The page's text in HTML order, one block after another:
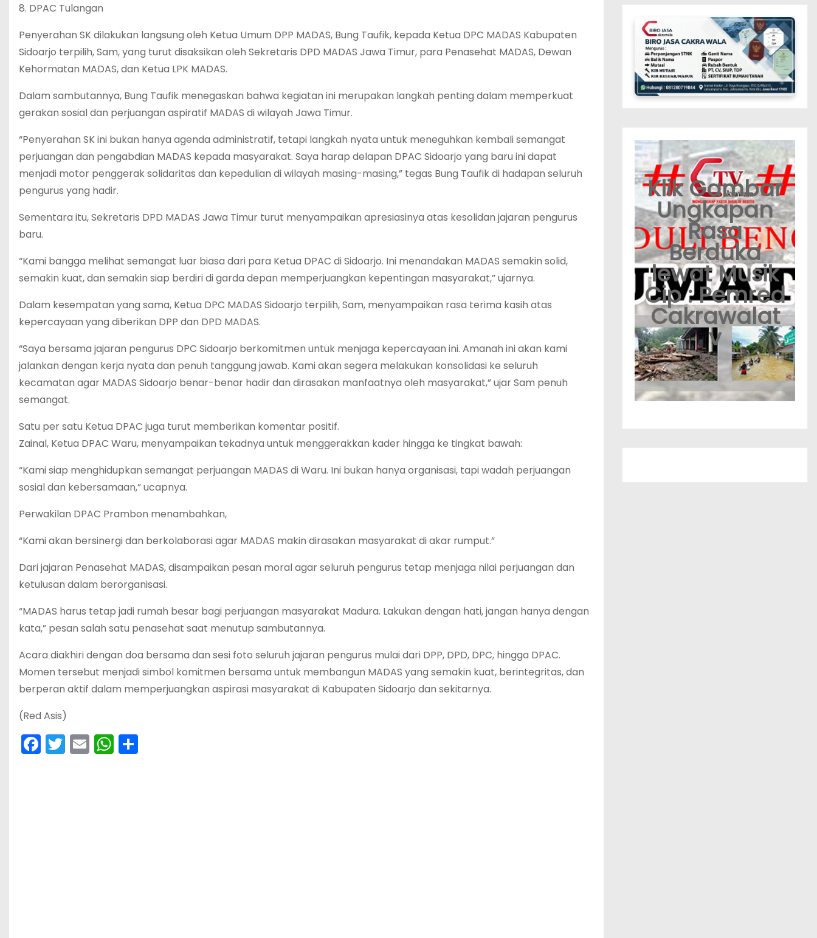
8. DPAC Tulangan
Penyerahan SK dilakukan langsung oleh Ketua Umum DPP MADAS, Bung Taufik, kepada Ketua DPC MADAS Kabupaten
Sidoarjo terpilih, Sam, yang turut disaksikan oleh Sekretaris DPD MADAS Jawa Timur, para Penasehat MADAS, Dewan
Kehormatan MADAS, dan Ketua LPK MADAS.
Dalam sambutannya, Bung Taufik menegaskan bahwa kegiatan ini merupakan langkah penting dalam memperkuat
gerakan sosial dan perjuangan aspiratif MADAS di wilayah Jawa Timur.
“Penyerahan SK ini bukan hanya agenda administratif, tetapi langkah nyata untuk meneguhkan kembali semangat
perjuangan dan pengabdian MADAS kepada masyarakat. Saya harap delapan DPAC Sidoarjo yang baru ini dapat
menjadi motor penggerak solidaritas dan kepedulian di wilayah masing-masing,” tegas Bung Taufik di hadapan seluruh
pengurus yang hadir.
Sementara itu, Sekretaris DPD MADAS Jawa Timur turut menyampaikan apresiasinya atas kesolidan jajaran pengurus
baru.
“Kami bangga melihat semangat luar biasa dari para Ketua DPAC di Sidoarjo. Ini menandakan MADAS semakin solid,
semakin kuat, dan semakin siap berdiri di garda depan memperjuangkan kepentingan masyarakat,” ujarnya.
Dalam kesempatan yang sama, Ketua DPC MADAS Sidoarjo terpilih, Sam, menyampaikan rasa terima kasih atas
kepercayaan yang diberikan DPP dan DPD MADAS.
“Saya bersama jajaran pengurus DPC Sidoarjo berkomitmen untuk menjaga kepercayaan ini. Amanah ini akan kami
jalankan dengan kerja nyata dan penuh tanggung jawab. Kami akan segera melakukan konsolidasi ke seluruh
kecamatan agar MADAS Sidoarjo benar-benar hadir dan dirasakan manfaatnya oleh masyarakat,” ujar Sam penuh
semangat.
Satu per satu Ketua DPAC juga turut memberikan komentar positif.
Zainal, Ketua DPAC Waru, menyampaikan tekadnya untuk menggerakkan kader hingga ke tingkat bawah:
“Kami siap menghidupkan semangat perjuangan MADAS di Waru. Ini bukan hanya organisasi, tapi wadah perjuangan
sosial dan kebersamaan,” ucapnya.
Perwakilan DPAC Prambon menambahkan,
“Kami akan bersinergi dan berkolaborasi agar MADAS makin dirasakan masyarakat di akar rumput.”
Dari jajaran Penasehat MADAS, disampaikan pesan moral agar seluruh pengurus tetap menjaga nilai perjuangan dan
ketulusan dalam berorganisasi.
“MADAS harus tetap jadi rumah besar bagi perjuangan masyarakat Madura. Lakukan dengan hati, jangan hanya dengan
kata,” pesan salah satu penasehat saat menutup sambutannya.
Acara diakhiri dengan doa bersama dan sesi foto seluruh jajaran pengurus mulai dari DPP, DPD, DPC, hingga DPAC.
Momen tersebut menjadi simbol komitmen bersama untuk membangun MADAS yang semakin kuat, berintegritas, dan
berperan aktif dalam memperjuangkan aspirasi masyarakat di Kabupaten Sidoarjo dan sekitarnya.
(Red Asis)
F
a
T
w
E
m
W
h
Klik Gambar
Ungkapan
Rasa
Berduka
lewat Musik
Cip : Pemred
Cakrawalat
v